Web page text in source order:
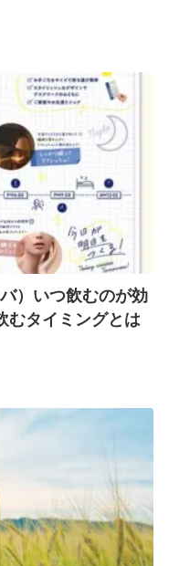
）いつ飲むのが効
むタイミングとは